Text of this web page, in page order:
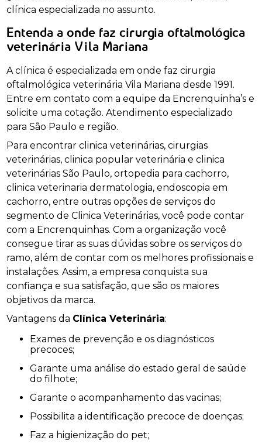
clínica especializada no assunto.
Entenda a onde faz cirurgia oftalmológica
veterinária Vila Mariana
A clínica é especializada em onde faz cirurgia
oftalmológica veterinária Vila Mariana desde 1991.
Entre em contato com a equipe da Encrenquinha’s e
solicite uma cotação. Atendimento especializado
para São Paulo e região.
Para encontrar clinica veterinárias, cirurgias
veterinárias, clinica popular veterinária e clinica
veterinárias São Paulo, ortopedia para cachorro,
clinica veterinaria dermatologia, endoscopia em
cachorro, entre outras opções de serviços do
segmento de Clinica Veterinárias, você pode contar
com a Encrenquinhas. Com a organização você
consegue tirar as suas dúvidas sobre os serviços do
ramo, além de contar com os melhores profissionais e
instalações. Assim, a empresa conquista sua
confiança e sua satisfação, que são os maiores
objetivos da marca.
Vantagens da Clínica Veterinária:
Exames de prevenção e os diagnósticos
precoces;
Garante uma análise do estado geral de saúde
do filhote;
Garante o acompanhamento das vacinas;
Possibilita a identificação precoce de doenças;
Faz a higienização do pet;